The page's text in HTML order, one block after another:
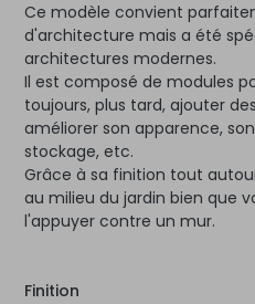
Ce modèle convient
d'architecture mais a été
architectures modernes.
Il est composé de modules
toujours, plus tard, ajouter
améliorer son apparence,
stockage, etc.
Grâce à sa finition tout
au milieu du jardin bien que
l'appuyer contre un mur.
Finition